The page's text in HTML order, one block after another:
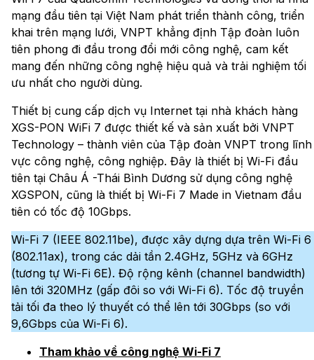
mạng đầu tiên tại Việt Nam phát triển thành công, triển
khai trên mạng lưới, VNPT khẳng định Tập đoàn luôn
tiên phong đi đầu trong đổi mới công nghệ, cam kết
mang đến những công nghệ hiệu quả và trải nghiệm tối
ưu nhất cho người dùng.
Thiết bị cung cấp dịch vụ Internet tại nhà khách hàng
XGS-PON WiFi 7 được thiết kế và sản xuất bởi VNPT
Technology – thành viên của Tập đoàn VNPT trong lĩnh
vực công nghệ, công nghiệp. Đây là thiết bị Wi-Fi đầu
tiên tại Châu Á -Thái Bình Dương sử dụng công nghệ
XGSPON, cũng là thiết bị Wi-Fi 7 Made in Vietnam đầu
tiên có tốc độ 10Gbps.
Wi-Fi 7 (IEEE 802.11be), được xây dựng dựa trên Wi-Fi 6
(802.11ax), trong các dải tần 2.4GHz, 5GHz và 6GHz
(tương tự Wi-Fi 6E). Độ rộng kênh (channel bandwidth)
lên tới 320MHz (gấp đôi so với Wi-Fi 6). Tốc độ truyền
tải tối đa theo lý thuyết có thể lên tới 30Gbps (so với
9,6Gbps của Wi-Fi 6).
Tham khảo về công nghệ Wi-Fi 7